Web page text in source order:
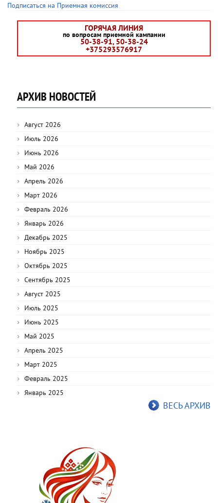
Подписаться на Приемная комиссия
ГОРЯЧАЯ ЛИНИЯ
по вопросам приемной кампании
50-38-91, 50-38-24
+375293576917
АРХИВ НОВОСТЕЙ
Август 2026
Июль 2026
Июнь 2026
Май 2026
Апрель 2026
Март 2026
Февраль 2026
Январь 2026
Декабрь 2025
Ноябрь 2025
Октябрь 2025
Сентябрь 2025
Август 2025
Июль 2025
Июнь 2025
Май 2025
Апрель 2025
Март 2025
Февраль 2025
Январь 2025
ВЕСЬ АРХИВ